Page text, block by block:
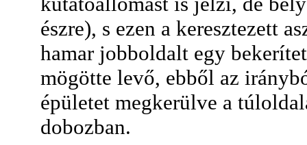
észre), s ezen a keresztezett
hamar jobboldalt egy
mögötte levő, ebből az
épületet megkerülve a
dobozban.